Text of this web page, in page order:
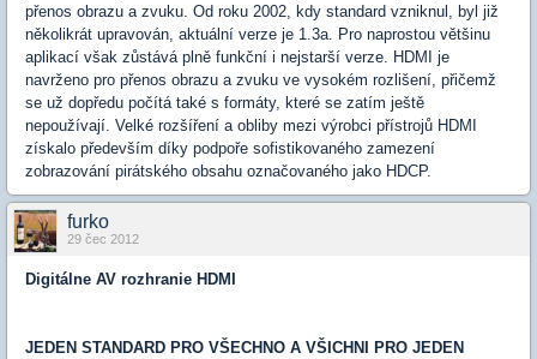
přenos obrazu a zvuku. Od roku 2002, kdy standard vzniknul, byl již
několikrát upravován, aktuální verze je 1.3a. Pro naprostou většinu
aplikací však zůstává plně funkční i nejstarší verze. HDMI je
navrženo pro přenos obrazu a zvuku ve vysokém rozlišení, přičemž
se už dopředu počítá také s formáty, které se zatím ještě
nepoužívají. Velké rozšíření a obliby mezi výrobci přístrojů HDMI
získalo především díky podpoře sofistikovaného zamezení
zobrazování pirátského obsahu označovaného jako HDCP.
furko
29 čec 2012
Digitálne AV rozhranie HDMI
JEDEN STANDARD PRO VŠECHNO A VŠICHNI PRO JEDEN